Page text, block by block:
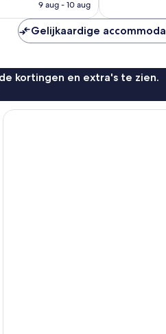
9 aug - 10 aug
Gelijkaardige
kortingen en extra's te zien.